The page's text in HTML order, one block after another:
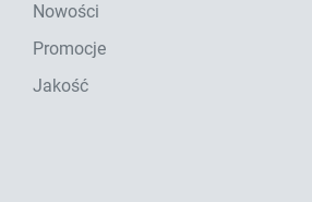
Nowości
Promocje
Jakość